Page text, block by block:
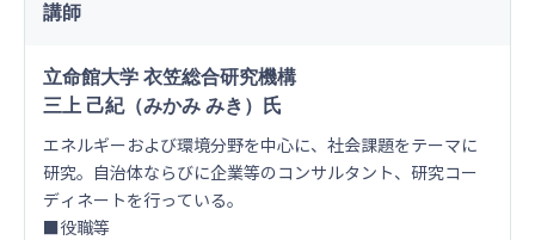
講師
立命館大学 衣笠総合研究機構
三上 己紀（みかみ みき）氏
エネルギーおよび環境分野を中心に、社会課題をテーマに
研究。自治体ならびに企業等のコンサルタント、研究コー
ディネートを行っている。
■役職等